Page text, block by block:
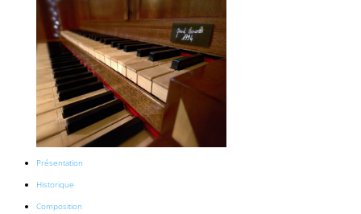
Présentation
Historique
Composition